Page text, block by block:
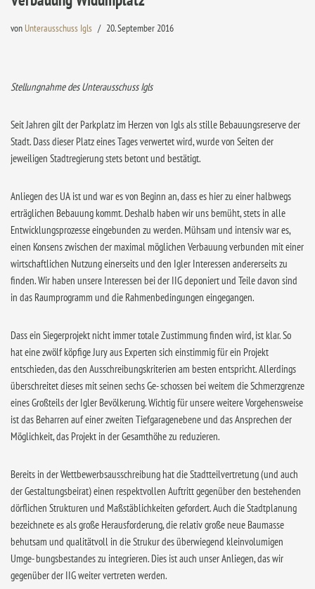
von Unterausschuss Igls 20. September 2016
Stellungnahme des Unterausschuss Igls
Seit Jahren gilt der Parkplatz im Herzen von Igls als stille Bebauungsreserve der
Stadt. Dass dieser Platz eines Tages verwertet wird, wurde von Seiten der
jeweiligen Stadtregierung stets betont und bestätigt.
Anliegen des UA ist und war es von Beginn an, dass es hier zu einer halbwegs
erträglichen Bebauung kommt. Deshalb haben wir uns bemüht, stets in alle
Entwicklungsprozesse eingebunden zu werden. Mühsam und intensiv war es,
einen Konsens zwischen der maximal möglichen Verbauung verbunden mit einer
wirtschaftlichen Nutzung einerseits und den Igler Interessen andererseits zu
finden. Wir haben unsere Interessen bei der IIG deponiert und Teile davon sind
in das Raumprogramm und die Rahmenbedingungen eingegangen.
Dass ein Siegerprojekt nicht immer totale Zustimmung finden wird, ist klar. So
hat eine zwölf köpfige Jury aus Experten sich einstimmig für ein Projekt
entschieden, das den Ausschreibungskriterien am besten entspricht. Allerdings
überschreitet dieses mit seinen sechs Ge- schossen bei weitem die Schmerzgrenze
eines Großteils der Igler Bevölkerung. Wichtig für unsere weitere Vorgehensweise
ist das Beharren auf einer zweiten Tiefgaragenebene und das Ansprechen der
Möglichkeit, das Projekt in der Gesamthöhe zu reduzieren.
Bereits in der Wettbewerbsausschreibung hat die Stadtteilvertretung (und auch
der Gestaltungsbeirat) einen respektvollen Auftritt gegenüber den bestehenden
dörflichen Strukturen und Maßstäblichkeiten gefordert. Auch die Stadtplanung
bezeichnete es als große Herausforderung, die relativ große neue Baumasse
behutsam und qualitätvoll in die Strukur des überwiegend kleinvolumigen
Umge- bungsbestandes zu integrieren. Dies ist auch unser Anliegen, das wir
gegenüber der IIG weiter vertreten werden.